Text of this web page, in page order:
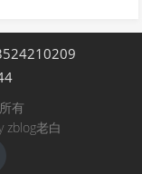
有
zblog老白